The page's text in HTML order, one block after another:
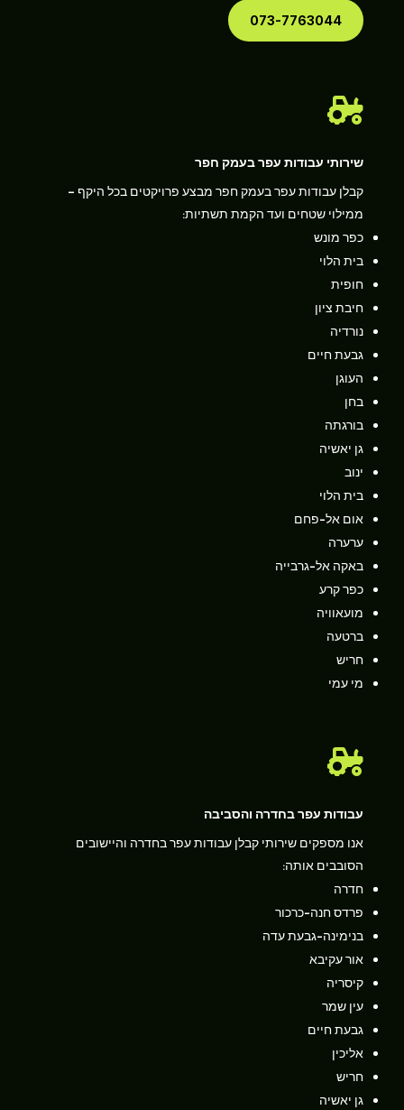
073-7763044

שירותי עבודות עפר בעמק חפר
קבלן עבודות עפר בעמק חפר מבצע פרויקטים בכל היקף –
ממילוי שטחים ועד הקמת תשתיות:
כפר מונש
בית הלוי
חופית
חיבת ציון
נורדיה
גבעת חיים
העוגן
בחן
בורגתה
גן יאשיה
ינוב
בית הלוי
אום אל-פחם
ערערה
באקה אל-גרבייה
כפר קרע
מועאוויה
ברטעה
חריש
מי עמי

עבודות עפר בחדרה והסביבה
אנו מספקים שירותי קבלן עבודות עפר בחדרה והיישובים
הסובבים אותה:
חדרה
פרדס חנה-כרכור
בנימינה-גבעת עדה
אור עקיבא
קיסריה
עין שמר
גבעת חיים
אליכין
חריש
גן יאשיה